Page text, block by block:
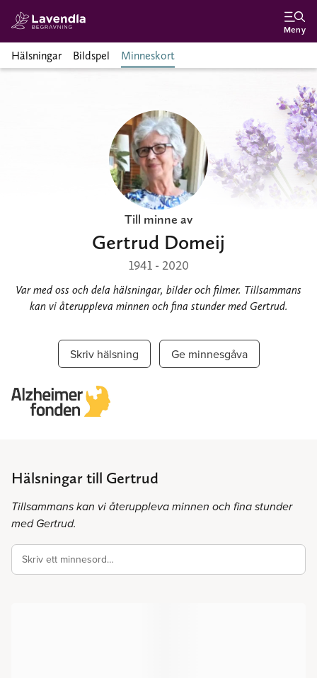
Meny
Hälsningar Bildspel Minneskort
Till minne av
Gertrud Domeij
1941 - 2020
Var med oss och dela hälsningar, bilder och filmer. Tillsammans
kan vi återuppleva minnen och fina stunder med Gertrud.
Skriv hälsning Ge minnesgåva
Hälsningar till Gertrud
Tillsammans kan vi återuppleva minnen och fina stunder
med Gertrud.
Skriv ett minnesord…